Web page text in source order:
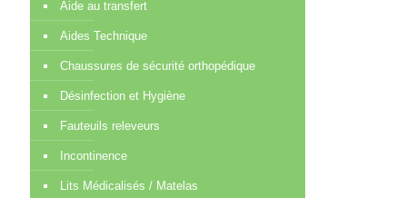
Aide au transfert
Aides Technique
Chaussures de sécurité orthopédique
Désinfection et Hygiène
Fauteuils releveurs
Incontinence
Lits Médicalisés / Matelas